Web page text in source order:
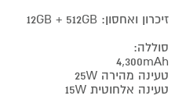
זיכרון ואחסון: 12GB + 512GB
סוללה:
4,300mAh
טעינה מהירה 25W
טעינה אלחוטית 15W